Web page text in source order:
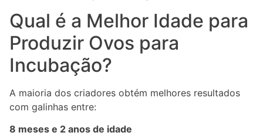
Qual é a Melhor Idade para
Produzir Ovos para
Incubação?
A maioria dos criadores obtém melhores resultados
com galinhas entre:
8 meses e 2 anos de idade